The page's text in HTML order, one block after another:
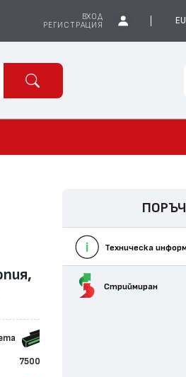
ВХОД
РЕГИСТРАЦИЯ
7500
Техническа
Стриймиран